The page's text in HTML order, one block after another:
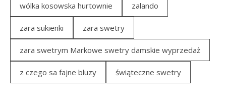
wólka kosowska hurtownie zalando
zara sukienki zara swetry
zara swetrym Markowe swetry damskie wyprzedaż
z czego sa fajne bluzy świąteczne swetry